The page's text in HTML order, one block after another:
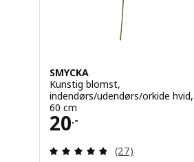
ud af 5 Stjerner. Anmeldelser i alt:
SMYCKA
Kunstig blomst,
indendørs/udendørs/orkide hvid,
60 cm
20.-
Pris 20.-
Anmeld: 4.8 ud
(27)